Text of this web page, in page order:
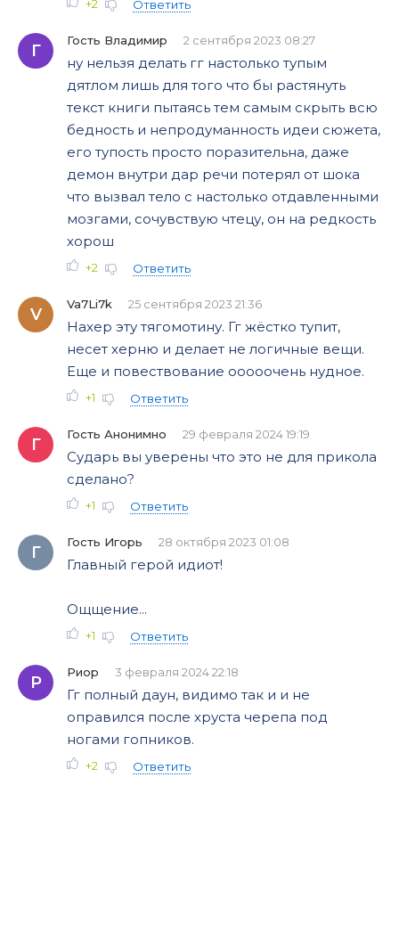
+2 Ответить
Г
Гость Владимир 2 сентября 2023 08:27
ну нельзя делать гг настолько тупым
дятлом лишь для того что бы растянуть
текст книги пытаясь тем самым скрыть всю
бедность и непродуманность идеи сюжета,
его тупость просто поразительна, даже
демон внутри дар речи потерял от шока
что вызвал тело с настолько отдавленными
мозгами, сочувствую чтецу, он на редкость
хорош
+2 Ответить
V
Va7Li7k 25 сентября 2023 21:36
Нахер эту тягомотину. Гг жёстко тупит,
несет херню и делает не логичные вещи.
Еще и повествование ооооочень нудное.
+1 Ответить
Г
Гость Анонимно 29 февраля 2024 19:19
Сударь вы уверены что это не для прикола
сделано?
+1 Ответить
Г
Гость Игорь 28 октября 2023 01:08
Главный герой идиот!
Ощщение...
+1 Ответить
Р
Риор 3 февраля 2024 22:18
Гг полный даун, видимо так и и не
оправился после хруста черепа под
ногами гопников.
+2 Ответить